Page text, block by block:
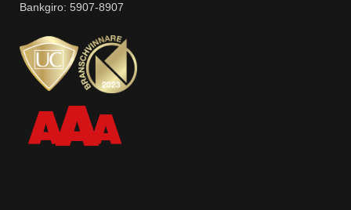
Bankgiro: 5907-8907